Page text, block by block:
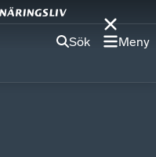
Sök Meny